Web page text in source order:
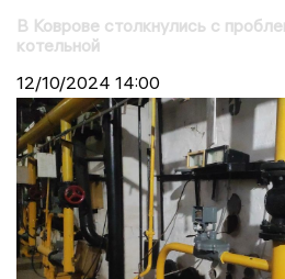
В Коврове столкнулись с
котельной
12/10/2024 14:00